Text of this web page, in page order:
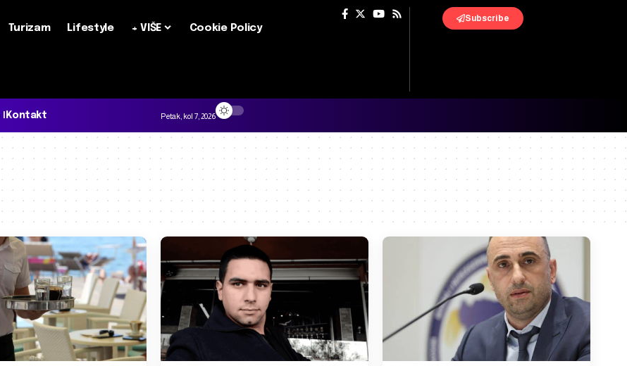
Turizam Lifestyle + VIŠE Cookie Policy
Subscribe
Kontakt Petak, kol 7, 2026